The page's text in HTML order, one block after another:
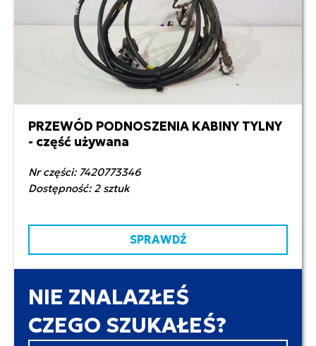
280,00 zł netto
PRZEWÓD PODNOSZENIA KABINY TYLNY
- część używana
Nr części: 7420773346
Dostępność: 2 sztuk
SPRAWDŹ
NIE ZNALAZŁEŚ
CZEGO SZUKAŁEŚ?